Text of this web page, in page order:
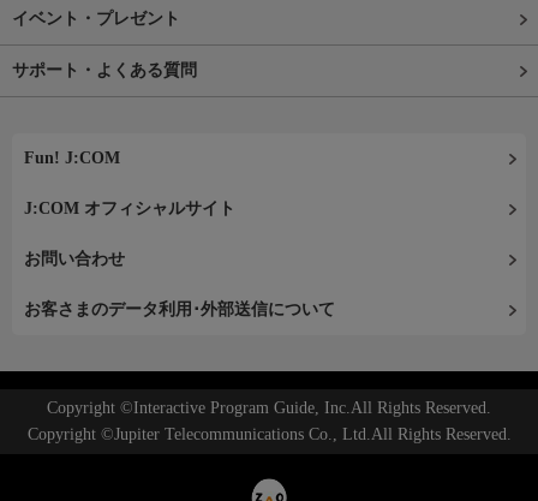
イベント・プレゼント
サポート・よくある質問
Fun! J:COM
J:COM オフィシャルサイト
お問い合わせ
お客さまのデータ利用･外部送信について
Copyright ©Interactive Program Guide, Inc.All Rights Reserved.
Copyright ©Jupiter Telecommunications Co., Ltd.All Rights Reserved.